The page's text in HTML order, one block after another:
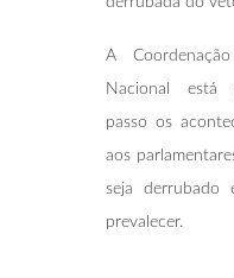
A
Nacional está
passo os
aos
seja derrubado
prevalecer.